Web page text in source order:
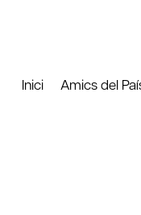
Inici
Amics del